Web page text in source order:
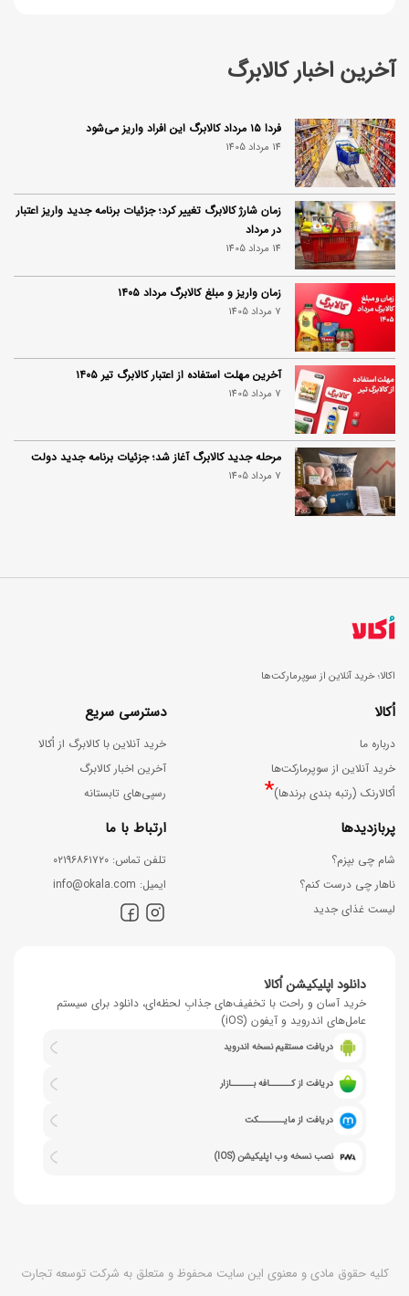
آخرین اخبار کالابرگ
فردا ۱۵ مرداد کالابرگ این افراد واریز می‌شود
14 مرداد 1405
زمان شارژ کالابرگ تغییر کرد؛ جزئیات برنامه جدید واریز اعتبار
در مرداد
14 مرداد 1405
زمان واریز و مبلغ کالابرگ مرداد ۱۴۰۵
7 مرداد 1405
آخرین مهلت استفاده از اعتبار کالابرگ تیر ۱۴۰۵
7 مرداد 1405
مرحله جدید کالابرگ آغاز شد؛ جزئیات برنامه جدید دولت
7 مرداد 1405
اکالا؛ خرید آنلاین از سوپرمارکت‌ها
اُکالا
درباره ما
خرید آنلاین از سوپرمارکت‌ها
اُکالارنک (رتبه بندی برندها)*
دسترسی سریع
خرید آنلاین با کالابرگ از اُکالا
آخرین اخبار کالابرگ
رسپی‌های تابستانه
پربازدیدها
شام چی بپزم؟
ناهار چی درست کنم؟
لیست غذای جدید
ارتباط با ما
ﺗﻠﻔﻦ ﺗﻤﺎس: ۰۲۱۹۶۸۶۱۷۲۰
اﯾﻤﯿﻞ: info@okala.com
دانلود اپلیکیشن اُکالا
خرید آسان و راحت با تخفیف‌های جذابِ لحظه‌ای، دانلود برای سیستم
عامل‌های اندروید و آیفون (iOS)
دریافت مستقیم نسخه اندروید
دریافت از کــــــافه بــــــازار
دریافت از مایـــــــکت
نصب نسخه وب اپلیکیشن (IOS)
کلیه حقوق مادی و معنوی این سایت محفوظ و متعلق به شرکت توسعه تجارت